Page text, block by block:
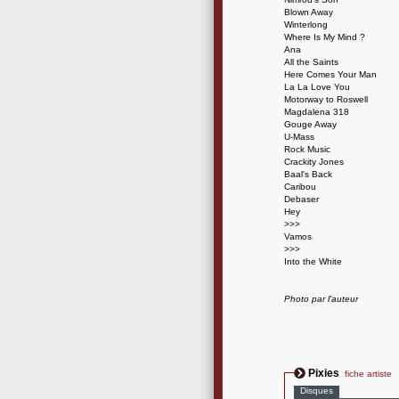
Blown Away
Winterlong
Where Is My Mind ?
Ana
All the Saints
Here Comes Your Man
La La Love You
Motorway to Roswell
Magdalena 318
Gouge Away
U-Mass
Rock Music
Crackity Jones
Baal's Back
Caribou
Debaser
Hey
>>>
Vamos
>>>
Into the White
Photo par l'auteur
Pixies
fiche artiste
Disques